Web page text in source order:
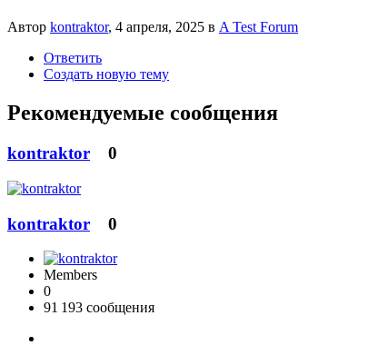
Автор kontraktor, 4 апреля, 2025 в A Test Forum
Ответить
Создать новую тему
Рекомендуемые сообщения
kontraktor 0
kontraktor 0
Members
0
91 193 сообщения